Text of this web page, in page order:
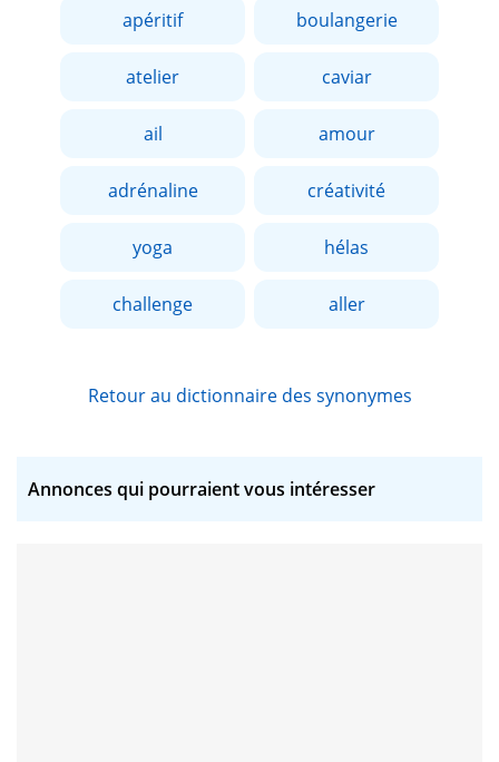
apéritif boulangerie
atelier caviar
ail amour
adrénaline créativité
yoga hélas
challenge aller
Retour au dictionnaire des synonymes
Annonces qui pourraient vous intéresser